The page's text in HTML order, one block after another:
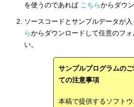
を使うのであれば こちらからダウ
ソースコードとサンプルデータが
らからダウンロードして任意のフ
い。
サンプルプログラムの
ての注意事項
本稿で提供するソフト